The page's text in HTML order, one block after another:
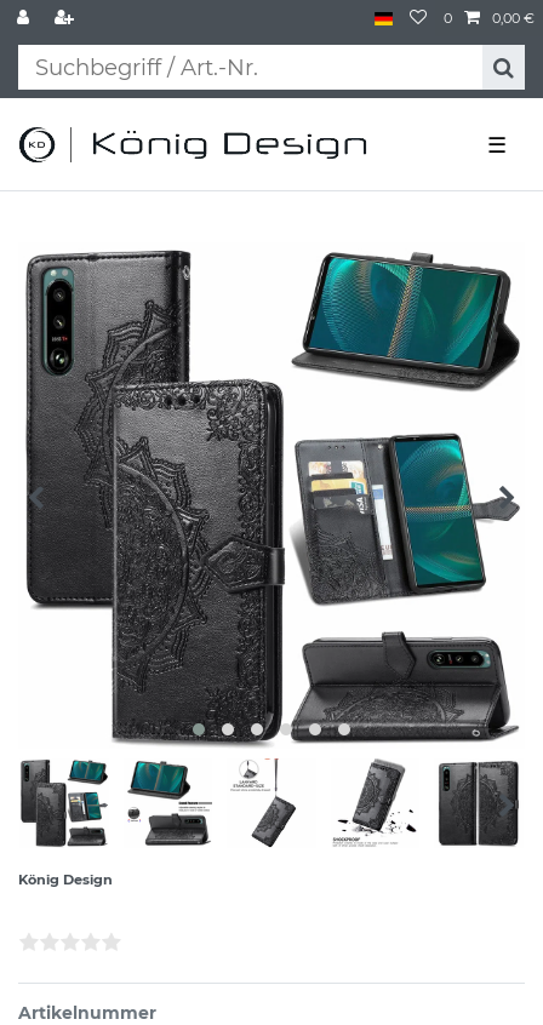
0 0,00 €
☰
König Design
Artikelnummer